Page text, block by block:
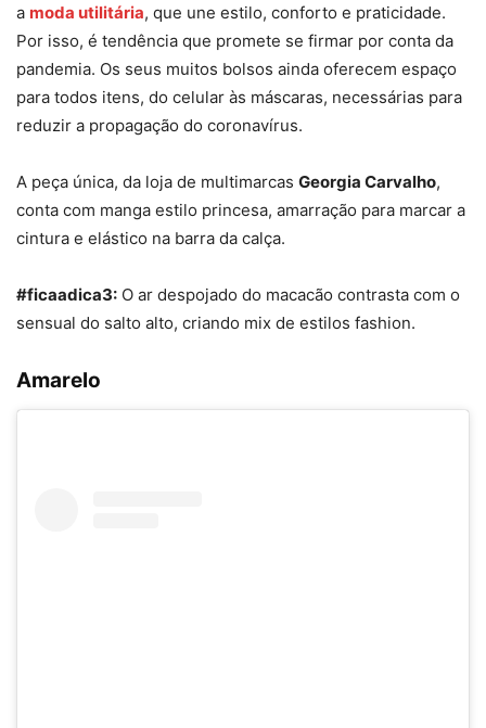
a moda utilitária, que une estilo, conforto e praticidade.
Por isso, é tendência que promete se firmar por conta da
pandemia. Os seus muitos bolsos ainda oferecem espaço
para todos itens, do celular às máscaras, necessárias para
reduzir a propagação do coronavírus.
A peça única, da loja de multimarcas Georgia Carvalho,
conta com manga estilo princesa, amarração para marcar a
cintura e elástico na barra da calça.
#ficaadica3: O ar despojado do macacão contrasta com o
sensual do salto alto, criando mix de estilos fashion.
Amarelo